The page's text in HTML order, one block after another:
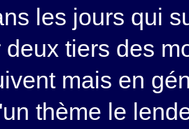
les jours qui
deux tiers des
mais en
thème le